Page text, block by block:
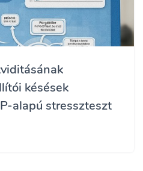
késések
alapú stresszteszt